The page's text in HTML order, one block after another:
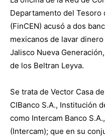
Departamento del Tesoro
(FinCEN) acusó a dos
mexicanos de lavar
Jalisco Nueva
de los Beltran Leyva.
Se trata de Vector Casa
CIBanco S.A., Institución
como Intercam Banco
(Intercam); que en su